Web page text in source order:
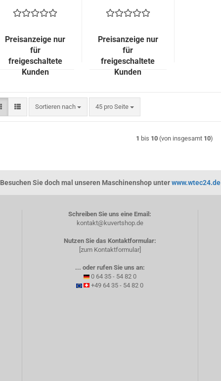
Kuverts = 53,00
Preisanzeige nur
für
freigeschaltete
Kunden
Kuverts = 53,00
Preisanzeige nur
für
freigeschaltete
Kunden
Sortieren nach
Sortieren nach 45 pro Seite
pro Seite
1 bis 10 (von insgesamt 10)
Besuchen Sie doch mal unseren Maschinenshop unterwww.wtec24.de
Schreiben Sie uns eine Email:
kontakt@kuvertshop.de
Nutzen Sie das Kontaktformular:
[zum Kontaktformular]
... oder rufen Sie uns an:
0 64 35 - 54 82 0
+49 64 35 - 54 82 0